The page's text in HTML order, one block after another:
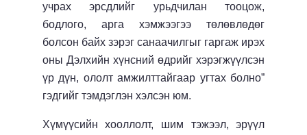
учрах эрсдлийг урьдчилан тооцож,
бодлого, арга хэмжээгээ төлөвлөдөг
болсон байх зэрэг санаачилгыг гаргаж ирэх
оны Дэлхийн хүнсний өдрийг хэрэгжүүлсэн
үр дүн, ололт амжилттайгаар угтах болно”
гэдгийг тэмдэглэн хэлсэн юм.
Хүмүүсийн хооллолт, шим тэжээл, эрүүл